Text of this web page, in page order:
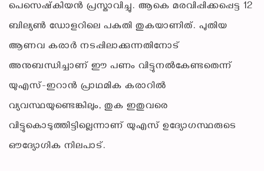
പെസെഷ്‌കിയന്‍ പ്രസ്താവിച്ചു. ആകെ മരവിപ്പിക്കപ്പെട്ട 12
ബില്യണ്‍ ഡോളറിലെ പകുതി തുകയാണിത്. പുതിയ
ആണവ കരാര്‍ നടപ്പിലാക്കുന്നതിനോട്
അനുബന്ധിച്ചാണ് ഈ പണം വിട്ടുനല്‍കേണ്ടതെന്ന്
യുഎസ്-ഇറാന്‍ പ്രാഥമിക കരാറില്‍
വ്യവസ്ഥയുണ്ടെങ്കിലും, തുക ഇതുവരെ
വിട്ടുകൊടുത്തിട്ടില്ലെന്നാണ് യുഎസ് ഉദ്യോഗസ്ഥരുടെ
ഔദ്യോഗിക നിലപാട്.